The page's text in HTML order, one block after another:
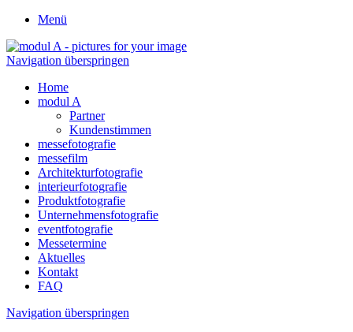
Menü
Navigation überspringen
Home
modul A
Partner
Kundenstimmen
messefotografie
messefilm
Architekturfotografie
interieurfotografie
Produktfotografie
Unternehmensfotografie
eventfotografie
Messetermine
Aktuelles
Kontakt
FAQ
Navigation überspringen